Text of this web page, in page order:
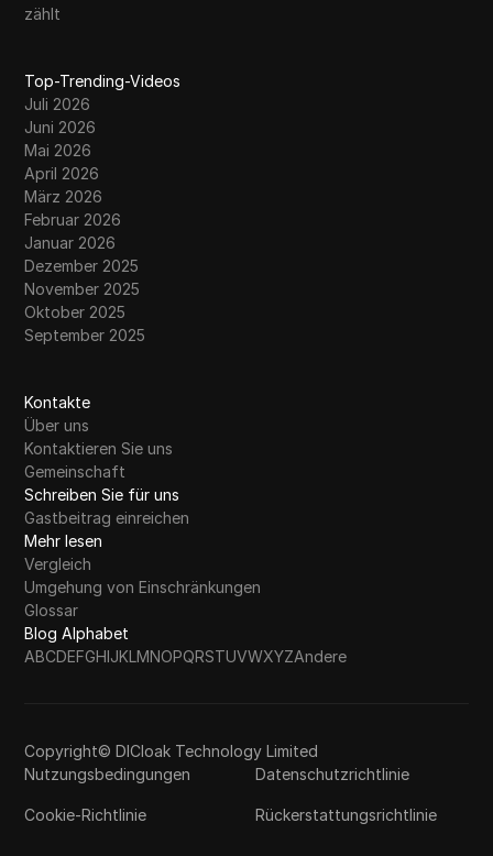
zählt
Top-Trending-Videos
Juli 2026
Juni 2026
Mai 2026
April 2026
März 2026
Februar 2026
Januar 2026
Dezember 2025
November 2025
Oktober 2025
September 2025
Kontakte
Über uns
Kontaktieren Sie uns
Gemeinschaft
Schreiben Sie für uns
Gastbeitrag einreichen
Mehr lesen
Vergleich
Umgehung von Einschränkungen
Glossar
Blog Alphabet
ABCDEFGHIJKLMNOPQRSTUVWXYZAndere
Copyright© DICloak Technology Limited
Nutzungsbedingungen
Datenschutzrichtlinie
Cookie-Richtlinie Rückerstattungsrichtlinie